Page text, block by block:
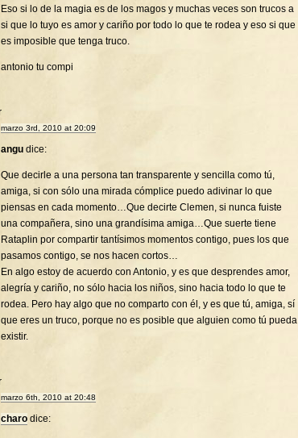
Eso si lo de la magia es de los magos y muchas veces son trucos a
si que lo tuyo es amor y cariño por todo lo que te rodea y eso si que
es imposible que tenga truco.
antonio tu compi
marzo 3rd, 2010 at 20:09
angu dice:
Que decirle a una persona tan transparente y sencilla como tú,
amiga, si con sólo una mirada cómplice puedo adivinar lo que
piensas en cada momento…Que decirte Clemen, si nunca fuiste
una compañera, sino una grandísima amiga…Que suerte tiene
Rataplin por compartir tantísimos momentos contigo, pues los que
pasamos contigo, se nos hacen cortos…
En algo estoy de acuerdo con Antonio, y es que desprendes amor,
alegría y cariño, no sólo hacia los niños, sino hacia todo lo que te
rodea. Pero hay algo que no comparto con él, y es que tú, amiga, sí
que eres un truco, porque no es posible que alguien como tú pueda
existir.
marzo 6th, 2010 at 20:48
charo dice: